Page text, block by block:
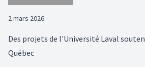
2 mars 2026
Des projets de l'Université Laval
Québec